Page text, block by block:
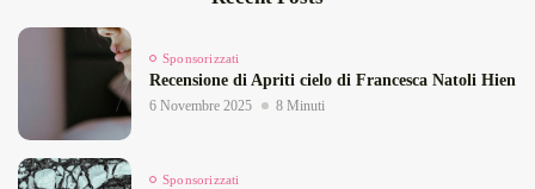
Sponsorizzati
Recensione di Apriti cielo di Francesca Natoli Hien
6 Novembre 2025 8 Minuti
Sponsorizzati